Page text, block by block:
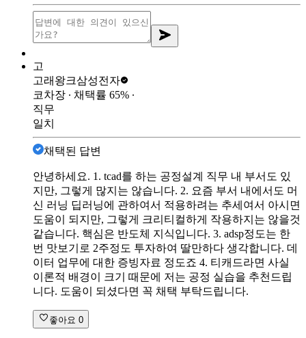
고
고래왕크삼성전자
코차장 ∙ 채택률 65% ∙
직무
일치
채택된 답변
안녕하세요. 1. tcad를 하는 공정설계 직무 내 부서도 있
지만, 그렇게 많지는 않습니다. 2. 요즘 부서 내에서도 머
신 러닝 딥러닝에 관하여서 적용하려는 추세여서 아시면
도움이 되지만, 그렇게 크리티컬하게 작용하지는 않을것
같습니다. 핵심은 반도체 지식입니다. 3. adsp정도는 한
번 맛보기로 2주정도 투자하여 딸만하다 생각합니다. 데
이터 업무에 대한 증빙자료 정도죠 4. 티캐드라면 사실
이론적 배경이 크기 때문에 저는 공정 실습을 추천드립
니다. 도움이 되셨다면 꼭 채택 부탁드립니다.
좋아요 0